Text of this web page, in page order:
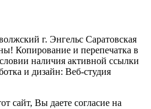
г. Энгельс Саратовская
Копирование и перепечатка в
наличия активной ссылки
и дизайн: Веб-студия
сайт, Вы даете согласие на